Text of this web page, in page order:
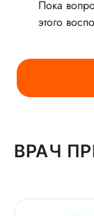
ГОРЯЧАЯ
Пока
этого
ВРАЧ